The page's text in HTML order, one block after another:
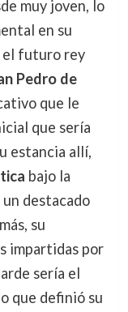
muy joven, lo
en su
el futuro rey
Pedro de
que le
que sería
estancia allí,
bajo la
un destacado
su
impartidas por
sería el
que definió su